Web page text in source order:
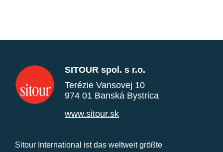
SITOUR spol. s r.o.
Terézie Vansovej 10
974 01 Banská Bystrica
www.sitour.sk
Sitour International ist das weltweit größte